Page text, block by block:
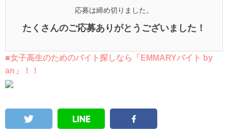
応募は締め切りました。
たくさんのご応募ありがとうございました！
■女子高生のためのバイト探しなら「EMMARYバイト by
an」！！